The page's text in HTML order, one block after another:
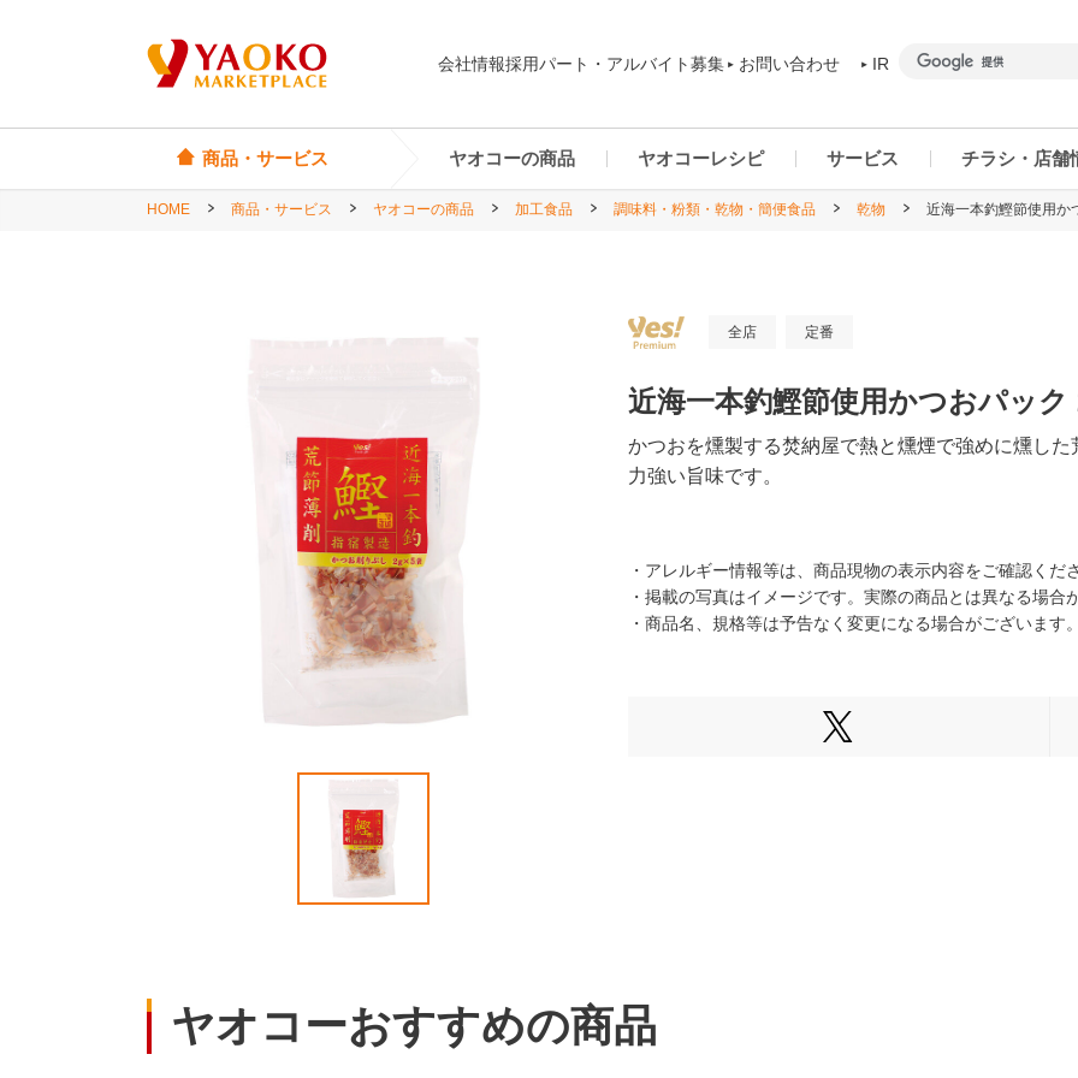
会社情報採用パート・アルバイト募集 お問い合わせ IR
商品・サービス ヤオコーの商品
直輸入ワイン
直輸入食品・菓子
ヤオコーレシピ サービス チラシ・店舗
HOME 商品・サービス ヤオコーの商品 加工食品 調味料・粉類・乾物・簡便食品 乾物 近海一本釣鰹節使用か
全店 定番
近海一本釣鰹節使用かつおパック
かつおを燻製する焚納屋で熱と燻煙で強めに燻し
力強い旨味です。
・アレルギー情報等は、商品現物の表示内容をご確認くださ
・掲載の写真はイメージです。実際の商品とは異なる場合
・商品名、規格等は予告なく変更になる場合がございます。
Xでシェアする
ヤオコーおすすめの商品